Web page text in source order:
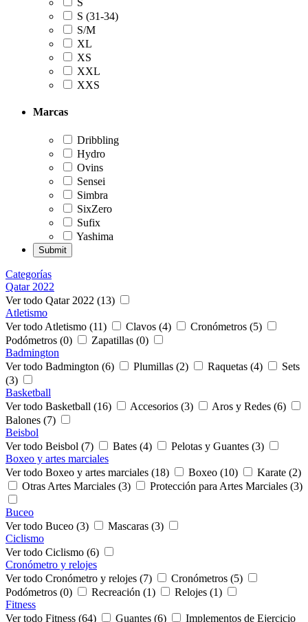
S (31-34)
S/M
XL
XS
XXL
XXS
Marcas
Dribbling
Hydro
Ovins
Sensei
Simbra
SixZero
Sufix
Yashima
Categorías
Qatar 2022
Ver todo Qatar 2022 (13)
Atletismo
Ver todo Atletismo (11)
Clavos (4)
Cronómetros (5)
Podómetros (0)
Zapatillas (0)
Badmington
Ver todo Badmington (6)
Plumillas (2) Raquetas (4)
Sets
(3)
Basketball
Ver todo Basketball (16)
Accesorios (3)
Aros y Redes (6)
Balones (7)
Beisbol
Ver todo Beisbol (7)
Bates (4)
Pelotas y Guantes (3)
Boxeo y artes marciales
Ver todo Boxeo y artes marciales (18)
Boxeo (10)
Karate (2)
Otras Artes Marciales (3)
Protección para Artes Marciales (3)
Buceo
Ver todo Buceo (3)
Mascaras (3)
Ciclismo
Ver todo Ciclismo (6)
Cronómetro y relojes
Ver todo Cronómetro y relojes (7)
Cronómetros (5)
Podómetros (0)
Recreación (1)
Relojes (1)
Fitness
Ver todo Fitness (64)
Guantes (6)
Implementos de Ejercicio